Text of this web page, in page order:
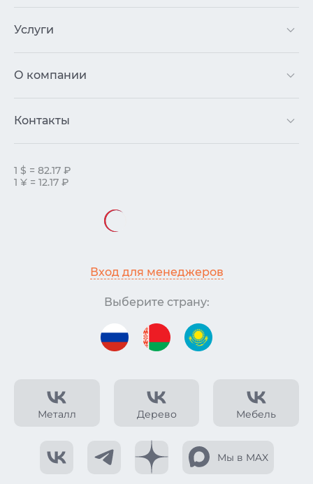
Металл Дерево Мебель
Мы в MAX
Услуги
О компании
Контакты
1 $ = 82.17 ₽
1 ¥ = 12.17 ₽
Вход для менеджеров
Выберите страну: